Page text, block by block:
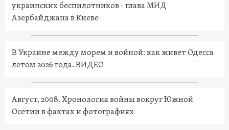
украинских беспилотников - глава МИД
Азербайджана в Киеве
В Украине между морем и войной: как живет Одесса
летом 2026 года. ВИДЕО
Август, 2008. Хронология войны вокруг Южной
Осетии в фактах и фотографиях